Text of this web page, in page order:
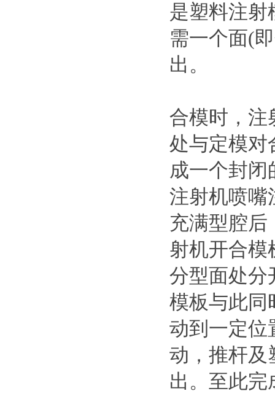
是塑料注射
需一个面(
出。
合模时，注
处与定模对
成一个封
注射机喷嘴
充满型腔后
射机开合模
分型面处分
模板与此同
动到一定位
动，推杆及
出。至此完